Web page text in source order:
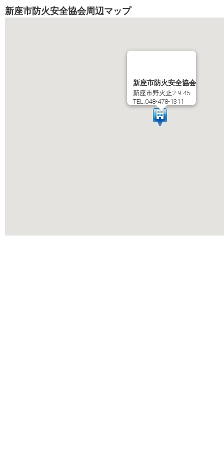
新座市防火安全協会周辺マップ
新座市防火安全協会
新座市野火止2-9-45
TEL.048-478-1311